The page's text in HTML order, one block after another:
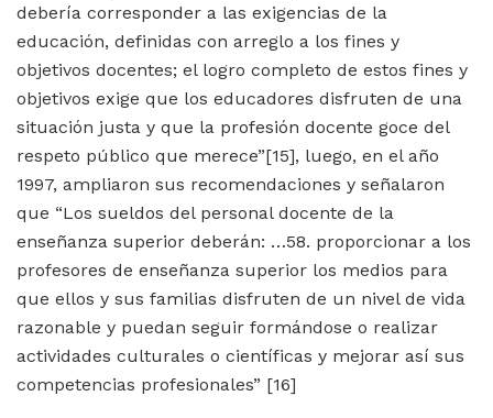
debería corresponder a las exigencias de la
educación, definidas con arreglo a los fines y
objetivos docentes; el logro completo de estos fines y
objetivos exige que los educadores disfruten de una
situación justa y que la profesión docente goce del
respeto público que merece”[15], luego, en el año
1997, ampliaron sus recomendaciones y señalaron
que “Los sueldos del personal docente de la
enseñanza superior deberán: …58. proporcionar a los
profesores de enseñanza superior los medios para
que ellos y sus familias disfruten de un nivel de vida
razonable y puedan seguir formándose o realizar
actividades culturales o científicas y mejorar así sus
competencias profesionales” [16]